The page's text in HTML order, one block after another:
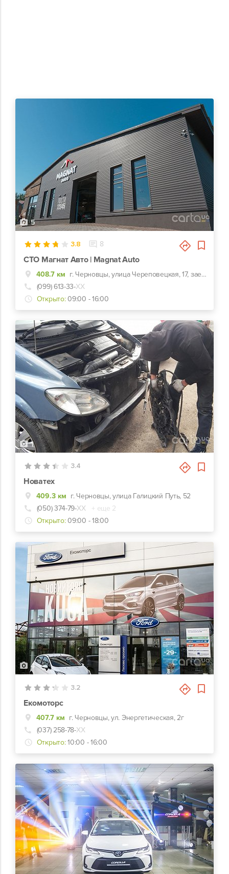
5
3.8 8
СТО Магнат Авто | Magnat Auto
408.7 км
г. Черновцы, улица Череповецкая, 17, заезд с ул. Комунальников
(099) 613-33-ХХ
Открыто: 09:00 - 16:00
1
3.4
Новатех
409.3 км г. Черновцы, улица Галицкий Путь, 52
(050) 374-79-ХХ
+ еще 2
Открыто: 09:00 - 18:00
4
3.2
Екомоторс
407.7 км г. Черновцы, ул. Энергетическая, 2г
(037) 258-78-ХХ
Открыто: 10:00 - 16:00